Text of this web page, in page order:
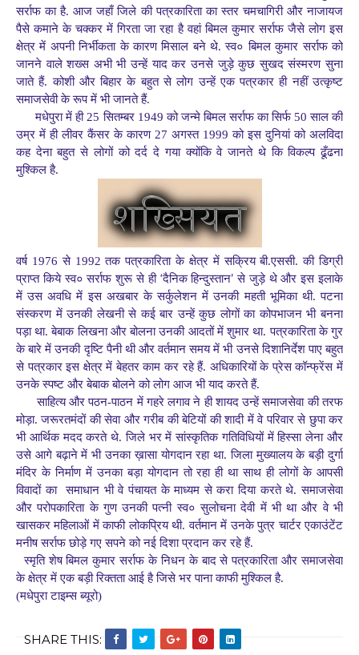
सर्राफ का है. आज जहाँ जिले की पत्रकारिता का स्तर चमचागिरी और नाजायज
पैसे कमाने के चक्कर में गिरता जा रहा है वहां बिमल कुमार सर्राफ जैसे लोग इस
क्षेत्र में अपनी निर्भीकता के कारण मिसाल बने थे. स्व० बिमल कुमार सर्राफ को
जानने वाले शख्स अभी भी उन्हें याद कर उनसे जुड़े कुछ सुखद संस्मरण सुना
जाते हैं. कोशी और बिहार के बहुत से लोग उन्हें एक पत्रकार ही नहीं उत्कृष्ट
समाजसेवी के रूप में भी जानते हैं.
मधेपुरा में ही 25 सितम्बर 1949 को जन्मे बिमल सर्राफ का सिर्फ 50 साल की
उम्र में ही लीवर कैंसर के कारण 27 अगस्त 1999 को इस दुनियां को अलविदा
कह देना बहुत से लोगों को दर्द दे गया क्योंकि वे जानते थे कि विकल्प ढूँढना
मुश्किल है.
वर्ष 1976 से 1992 तक पत्रकारिता के क्षेत्र में सक्रिय बी.एससी. की डिग्री
प्राप्त किये स्व० सर्राफ शुरू से ही ‘दैनिक हिन्दुस्तान’ से जुड़े थे और इस इलाके
में उस अवधि में इस अखबार के सर्कुलेशन में उनकी महती भूमिका थी. पटना
संस्करण में उनकी लेखनी से कई बार उन्हें कुछ लोगों का कोपभाजन भी बनना
पड़ा था. बेबाक लिखना और बोलना उनकी आदतों में शुमार था. पत्रकारिता के गुर
के बारे में उनकी दृष्टि पैनी थी और वर्तमान समय में भी उनसे दिशानिर्देश पाए बहुत
से पत्रकार इस क्षेत्र में बेहतर काम कर रहे हैं. अधिकारियों के प्रेस कॉन्फ्रेंस में
उनके स्पष्ट और बेबाक बोलने को लोग आज भी याद करते हैं.
साहित्य और पठन-पाठन में गहरे लगाव ने ही शायद उन्हें समाजसेवा की तरफ
मोड़ा. जरूरतमंदों की सेवा और गरीब की बेटियों की शादी में वे परिवार से छुपा कर
भी आर्थिक मदद करते थे. जिले भर में सांस्कृतिक गतिविधियों में हिस्सा लेना और
उसे आगे बढ़ाने में भी उनका ख़ासा योगदान रहा था. जिला मुख्यालय के बड़ी दुर्गा
मंदिर के निर्माण में उनका बड़ा योगदान तो रहा ही था साथ ही लोगों के आपसी
विवादों का
समाधान भी वे पंचायत के माध्यम से करा दिया करते थे. समाजसेवा
और परोपकारिता के गुण उनकी पत्नी स्व० सुलोचना देवी में भी था और वे भी
खासकर महिलाओं में काफी लोकप्रिय थी. वर्तमान में उनके पुत्र चार्टर एकाउंटेंट
मनीष सर्राफ छोड़े गए सपने को नई दिशा प्रदान कर रहे हैं.
स्मृति शेषबिमल कुमार सर्राफ के निधन के बाद से पत्रकारिता और समाजसेवा
के क्षेत्र में एक बड़ी रिक्तता आई है जिसे भर पाना काफी मुश्किल है.
(मधेपुरा टाइम्स ब्यूरो)
SHARE THIS: